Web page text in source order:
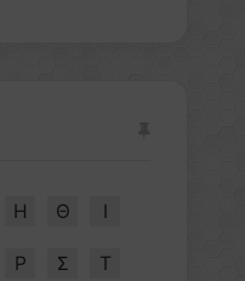
Η Θ Ι
Ρ Σ Τ